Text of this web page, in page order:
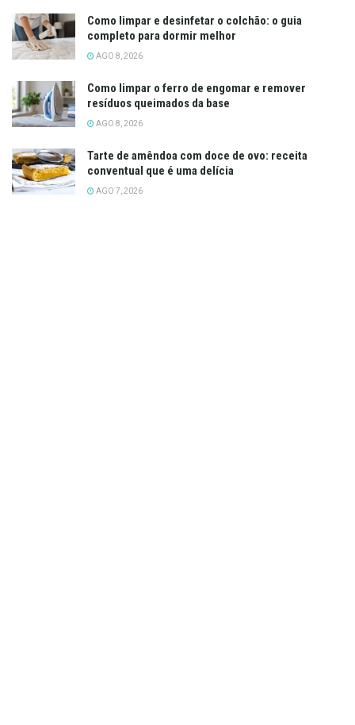
Como limpar e desinfetar o colchão: o guia
completo para dormir melhor
AGO 8, 2026
Como limpar o ferro de engomar e remover
resíduos queimados da base
AGO 8, 2026
Tarte de amêndoa com doce de ovo: receita
conventual que é uma delícia
AGO 7, 2026